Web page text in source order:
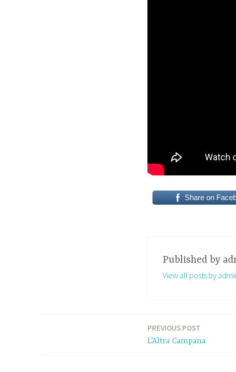
Share on
Published by
View all posts by
PREVIOUS POST
L’Altra Campana